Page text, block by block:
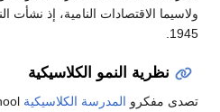
ولاسيما الاقتصادات النامية، إذ نشأت
1945.
نظرية النمو الكلاسيكية
تصدى مفكرو المدرسة الكلاسيكية